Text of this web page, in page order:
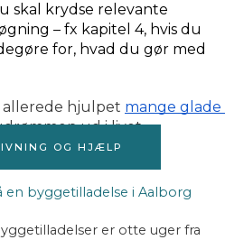
skal krydse relevante
– fx kapitel 4, hvis du
for, hvad du gør med
allerede hjulpet mange glade
ud i livet.
OG HJÆLP
byggetilladelse i Aalborg
er otte uger fra